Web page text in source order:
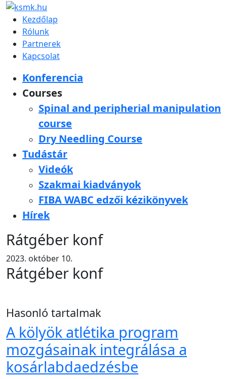
Kezdőlap
Rólunk
Partnerek
Kapcsolat
Konferencia
Courses
Spinal and peripherial manipulation
course
Dry Needling Course
Tudástár
Videók
Szakmai kiadványok
FIBA WABC edzői kézikönyvek
Hírek
Rátgéber konf
2023. október 10.
Rátgéber konf
Hasonló tartalmak
A kölyök atlétika program
mozgásainak integrálása a
kosárlabdaedzésbe